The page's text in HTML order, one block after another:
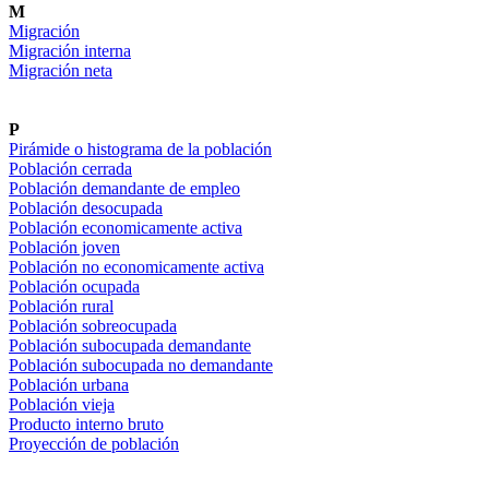
M
Migración
Migración interna
Migración neta
P
Pirámide o histograma de la población
Población cerrada
Población demandante de empleo
Población desocupada
Población economicamente activa
Población joven
Población no economicamente activa
Población ocupada
Población rural
Población sobreocupada
Población subocupada demandante
Población subocupada no demandante
Población urbana
Población vieja
Producto interno bruto
Proyección de población